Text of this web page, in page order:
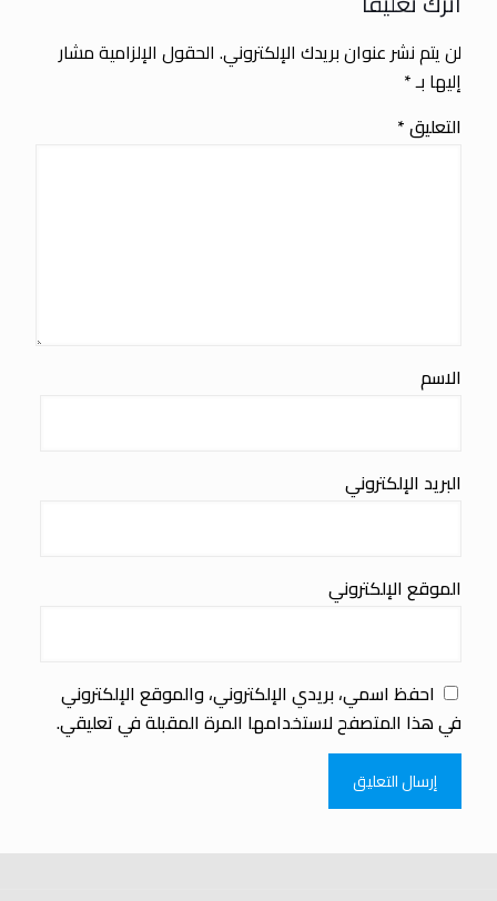
لن يتم نشر عنوان بريدك الإلكتروني. الحقول الإلزامية مشار
إليها بـ*
التعليق*
الاسم
البريد الإلكتروني
الموقع الإلكتروني
احفظ اسمي، بريدي الإلكتروني، والموقع الإلكتروني
في هذا المتصفح لاستخدامها المرة المقبلة في تعليقي.